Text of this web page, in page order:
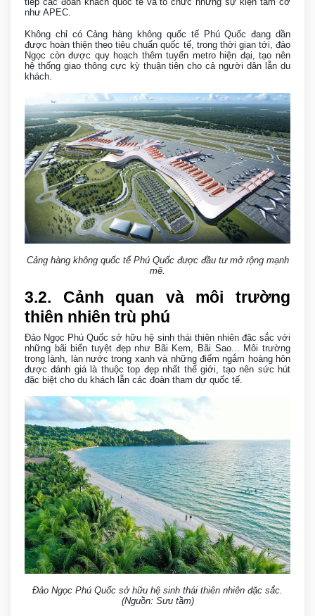
như APEC.
Không chỉ có Cảng hàng không quốc tế Phú Quốc đang dần
được hoàn thiện theo tiêu chuẩn quốc tế, trong thời gian tới, đảo
Ngọc còn được quy hoạch thêm tuyến metro hiện đại, tạo nên
hệ thống giao thông cực kỳ thuận tiện cho cả người dân lẫn du
khách.
Cảng hàng không quốc tế Phú Quốc được đầu tư mở rộng mạnh
mẽ.
3.2. Cảnh quan và môi trường
thiên nhiên trù phú
Đảo Ngọc Phú Quốc sở hữu hệ sinh thái thiên nhiên đặc sắc với
những bãi biển tuyệt đẹp như Bãi Kem, Bãi Sao... Môi trường
trong lành, làn nước trong xanh và những điểm ngắm hoàng hôn
được đánh giá là thuộc top đẹp nhất thế giới, tạo nên sức hút
đặc biệt cho du khách lẫn các đoàn tham dự quốc tế.
Đảo Ngọc Phú Quốc sở hữu hệ sinh thái thiên nhiên đặc sắc.
(Nguồn: Sưu tầm)